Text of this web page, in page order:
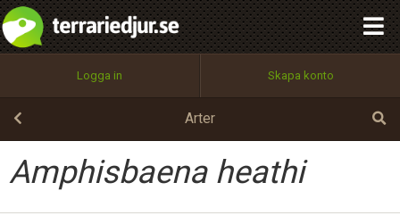
Logga in Skapa konto
Arter
Amphisbaena heathi
Utför
100%
OK
integritetspolicy
Namn:
Epost:
Användarnamn:
Begär nytt lösenord
Tillbaka till förstasidan